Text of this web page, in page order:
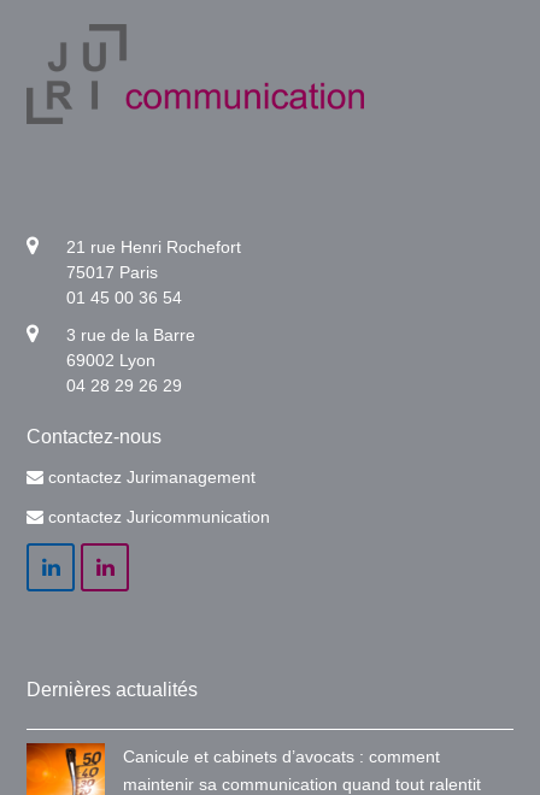
21 rue Henri Rochefort
75017 Paris
01 45 00 36 54
3 rue de la Barre
69002 Lyon
04 28 29 26 29
Contactez-nous
contactez Jurimanagement
contactez Juricommunication
LinkedInLinkedIn
Dernières actualités
Canicule et cabinets d’avocats : comment
maintenir sa communication quand tout ralentit